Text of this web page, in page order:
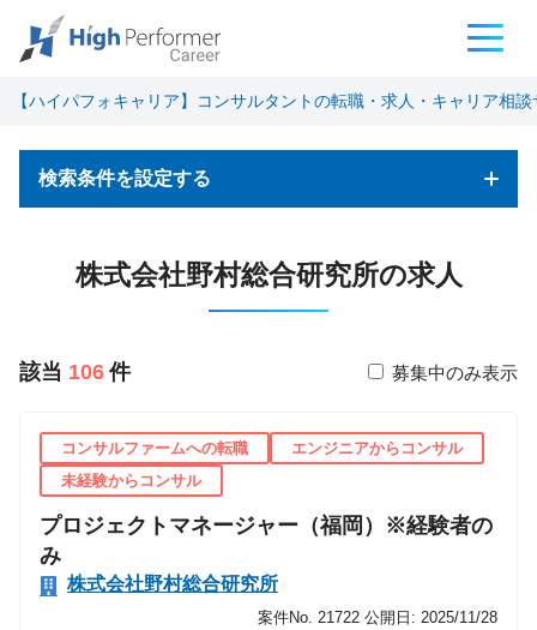
【ハイパフォキャリア】コンサルタントの転職・求人・キャリア相談
株式会社野村総合研究所の求人
該当 106 件 募集中のみ表示
コンサルファームへの転職
エンジニアからコンサル
未経験からコンサル
プロジェクトマネージャー（福岡）※経験者の
み
株式会社野村総合研究所
案件No. 21722 公開日: 2025/11/28
検索条件を設定する
職種
運用/資金管理->アナリスト/エコノミスト/ストラテジ
運用/資金管理->バック/ミドル
運用/資金管理->投資理論/アクチュアリー/商品開発